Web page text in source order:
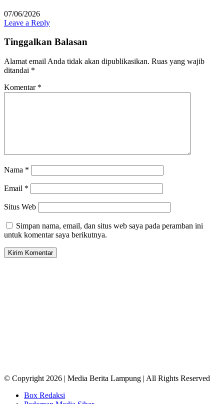
07/06/2026
Leave a Reply
Tinggalkan Balasan
Alamat email Anda tidak akan dipublikasikan. Ruas yang wajib
ditandai *
Komentar *
Nama *
Email *
Situs Web
Simpan nama, email, dan situs web saya pada peramban ini
untuk komentar saya berikutnya.
© Copyright 2026 | Media Berita Lampung | All Rights Reserved
Box Redaksi